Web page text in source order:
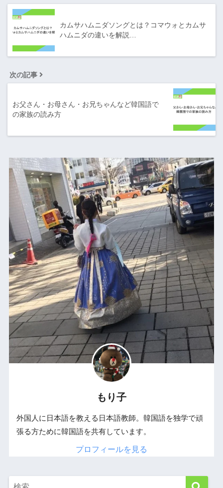
カムサハムニダソングとは？コマウォとカムサ
ハムニダの違いを解説…
次の記事
お父さん・お母さん・お兄ちゃんなど韓国語で
の家族の読み方
もり子
外国人に日本語を教える日本語教師。韓国語を独学で頑
張る方ために韓国語を共有しています。
プロフィールを見る